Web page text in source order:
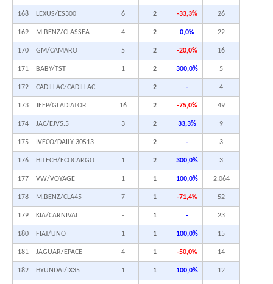
168 LEXUS/ES300 6 2 -33,3% 26
169 M.BENZ/CLASSEA 4 2 0,0% 22
170 GM/CAMARO 5 2 -20,0% 16
171 BABY/TST 1 2 300,0% 5
172 CADILLAC/CADILLAC - 2 - 4
173 JEEP/GLADIATOR 16 2 -75,0% 49
174 JAC/EJV5.5 3 2 33,3% 9
175 IVECO/DAILY 30S13 - 2 - 3
176 HITECH/ECOCARGO 1 2 300,0% 3
177 VW/VOYAGE 1 1 100,0% 2.064
178 M.BENZ/CLA45 7 1 -71,4% 52
179 KIA/CARNIVAL - 1 - 23
180 FIAT/UNO 1 1 100,0% 15
181 JAGUAR/EPACE 4 1 -50,0% 14
182 HYUNDAI/IX35 1 1 100,0% 12